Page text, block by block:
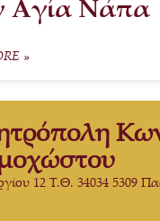
Αγία Νάπα
»
12 Τ.Θ. 34034 5309